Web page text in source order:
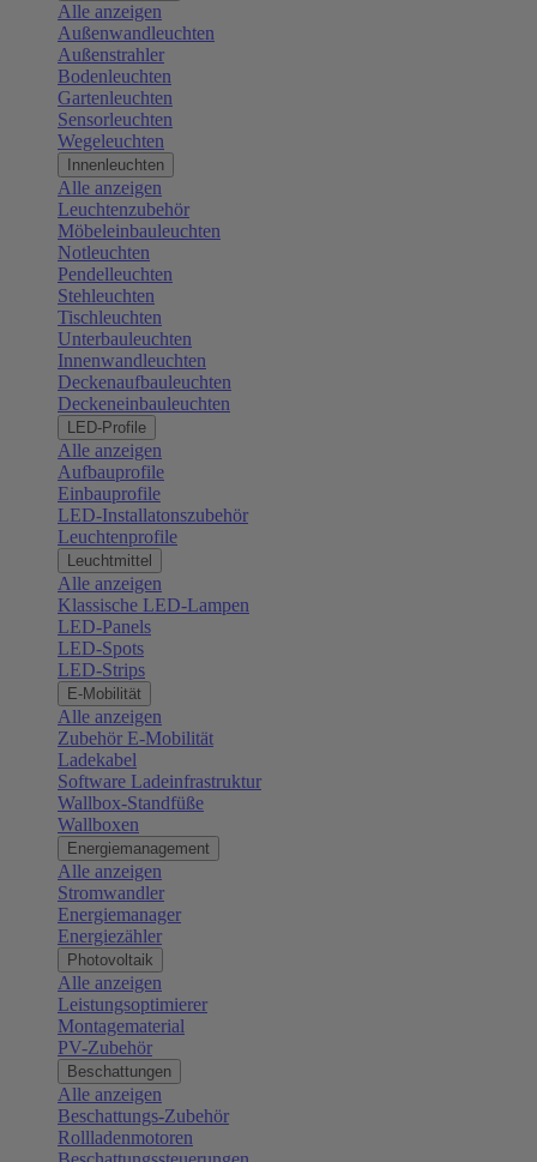
Alle anzeigen
Außenwandleuchten
Außenstrahler
Bodenleuchten
Gartenleuchten
Sensorleuchten
Wegeleuchten
Innenleuchten
Alle anzeigen
Leuchtenzubehör
Möbeleinbauleuchten
Notleuchten
Pendelleuchten
Stehleuchten
Tischleuchten
Unterbauleuchten
Innenwandleuchten
Deckenaufbauleuchten
Deckeneinbauleuchten
LED-Profile
Alle anzeigen
Aufbauprofile
Einbauprofile
LED-Installatonszubehör
Leuchtenprofile
Leuchtmittel
Alle anzeigen
Klassische LED-Lampen
LED-Panels
LED-Spots
LED-Strips
E-Mobilität
Alle anzeigen
Zubehör E-Mobilität
Ladekabel
Software Ladeinfrastruktur
Wallbox-Standfüße
Wallboxen
Energiemanagement
Alle anzeigen
Stromwandler
Energiemanager
Energiezähler
Photovoltaik
Alle anzeigen
Leistungsoptimierer
Montagematerial
PV-Zubehör
Beschattungen
Alle anzeigen
Beschattungs-Zubehör
Rollladenmotoren